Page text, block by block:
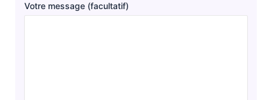
Votre message (facultatif)